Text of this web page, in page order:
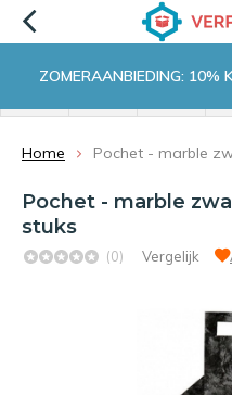
ZOMERAANBIEDING: 10%
Home Pochet - marble
Pochet - marble
stuks
(0) Vergelijk